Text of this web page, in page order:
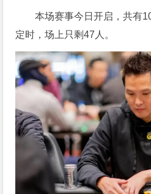
本场赛事今日开启，共有
定时，场上只剩47人。